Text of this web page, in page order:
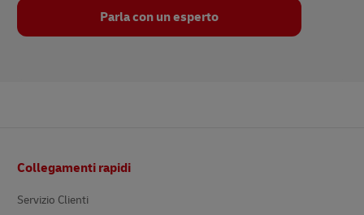
Parla con un esperto
di
Collegamenti rapidi
Servizio Clienti